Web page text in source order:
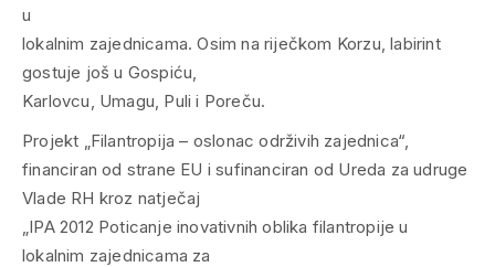
u
lokalnim zajednicama. Osim na riječkom Korzu, labirint
gostuje još u Gospiću,
Karlovcu, Umagu, Puli i Poreču.
Projekt „Filantropija – oslonac održivih zajednica“,
financiran od strane EU i sufinanciran od Ureda za udruge
Vlade RH kroz natječaj
„IPA 2012 Poticanje inovativnih oblika filantropije u
lokalnim zajednicama za